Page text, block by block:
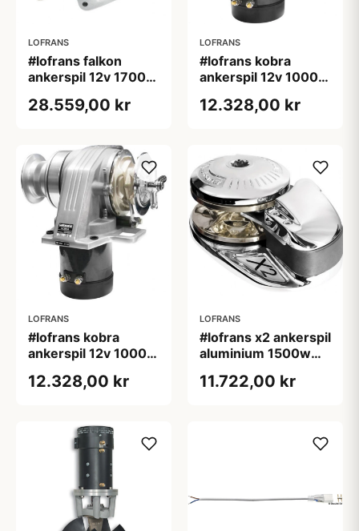
LOFRANS
#lofrans falkon
ankerspil 12v 1700w
mm
28.559,00 kr
LOFRANS
#lofrans kobra
ankerspil 12v 1000w
mm
12.328,00 kr
LOFRANS
#lofrans kobra
ankerspil 12v 1000w
12.328,00 kr
LOFRANS
#lofrans x2 ankerspil
aluminium 1500w
766
11.722,00 kr